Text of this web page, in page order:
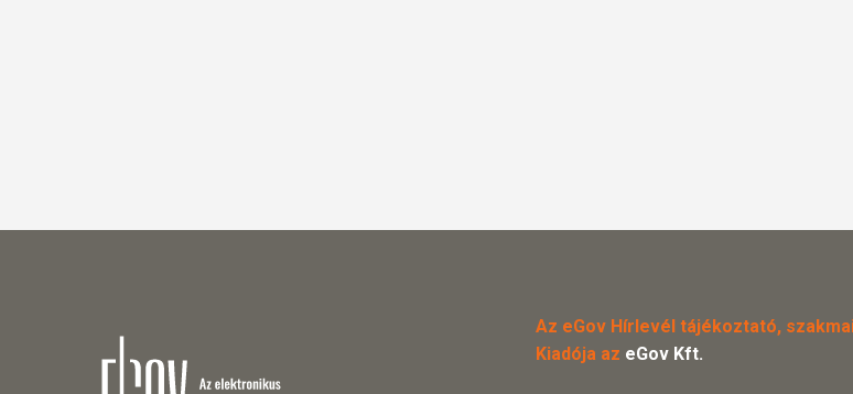
Az eGov Hírlevél tájékoztató,
Kiadója az eGov Kft.